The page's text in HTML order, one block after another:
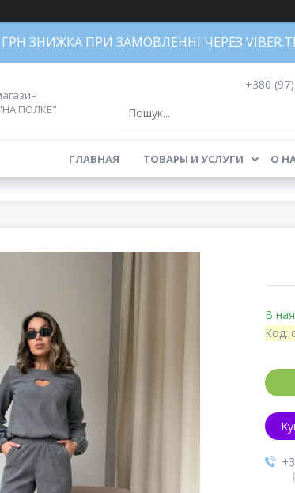
ГРН ЗНИЖКА ПРИ ЗАМОВЛЕННІ ЧЕРЕЗ
ПОЛКЕ"
+380
ГЛАВНАЯ ТОВАРЫ И УСЛУГИ О
В
Код: